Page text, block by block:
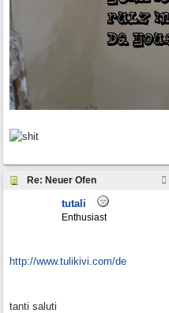
Re: Neuer Ofen
tutali
Enthusiast
http://www.tulikivi.com/de
tanti saluti